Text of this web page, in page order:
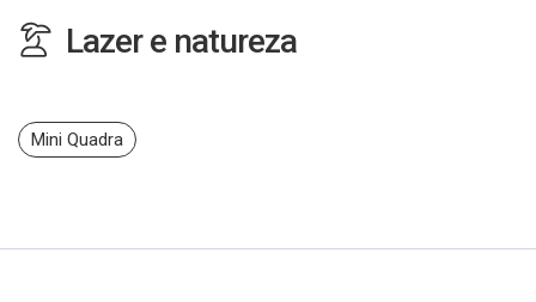
Lazer e natureza
Mini Quadra